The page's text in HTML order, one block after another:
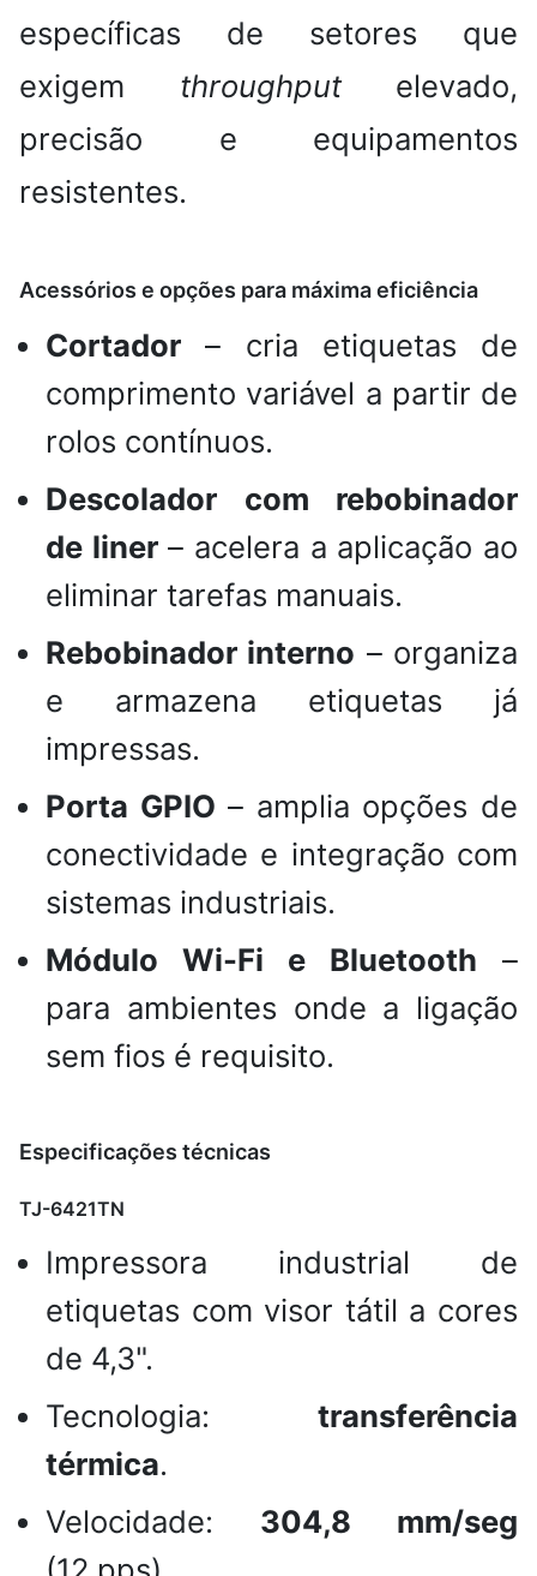
específicas de setores que
exigem throughputelevado,
precisão e equipamentos
resistentes.
Acessórios e opções para máxima eficiência
Cortador – cria etiquetas de
comprimento variável a partir de
rolos contínuos.
Descolador com rebobinador
de liner– acelera a aplicação ao
eliminar tarefas manuais.
Rebobinador interno – organiza
e armazena etiquetas já
impressas.
Porta GPIO – amplia opções de
conectividade e integração com
sistemas industriais.
Módulo Wi-Fi e Bluetooth –
para ambientes onde a ligação
sem fios é requisito.
Especificações técnicas
TJ-6421TN
Impressora industrial de
etiquetas com visor tátil a cores
de 4,3".
Tecnologia: transferência
térmica.
Velocidade: 304,8 mm/seg